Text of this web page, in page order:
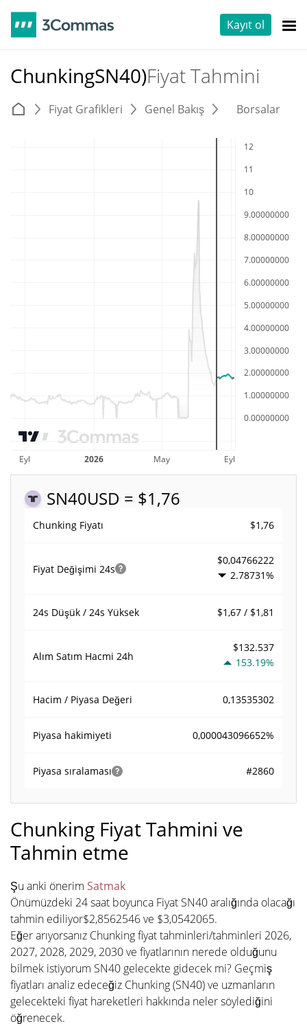
Kayıt ol
ChunkingSN40)Fiyat Tahmini
Fiyat Grafikleri Genel Bakış Borsalar
SN40USD = $1,76
Chunking Fiyatı $1,76
Fiyat Değişimi 24s
$0,04766222
2.78731%
24s Düşük / 24s Yüksek $1,67 / $1,81
Alım Satım Hacmi 24h
$132.537
153.19%
Hacim / Piyasa Değeri 0,13535302
Piyasa hakimiyeti 0,000043096652%
Piyasa sıralaması #2860
Chunking Fiyat Tahmini ve
Tahmin etme
Şu anki önerim Satmak
Önümüzdeki 24 saat boyunca Fiyat SN40 aralığında olacağı
tahmin ediliyor$2,8562546 ve $3,0542065.
Eğer arıyorsanız Chunking fiyat tahminleri/tahminleri 2026,
2027, 2028, 2029, 2030 ve fiyatlarının nerede olduğunu
bilmek istiyorum SN40 gelecekte gidecek mi? Geçmiş
fiyatları analiz edeceğiz Chunking (SN40) ve uzmanların
gelecekteki fiyat hareketleri hakkında neler söylediğini
öğrenecek.